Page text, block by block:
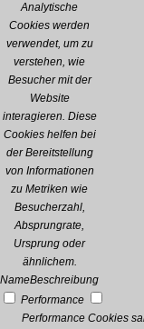
Analytische
Cookies werden
verwendet, um zu
verstehen, wie
Besucher mit der
Website
interagieren. Diese
Cookies helfen bei
der Bereitstellung
von Informationen
zu Metriken wie
Besucherzahl,
Absprungrate,
Ursprung oder
ähnlichem.
NameBeschreibung
Performance
Performance Cookies